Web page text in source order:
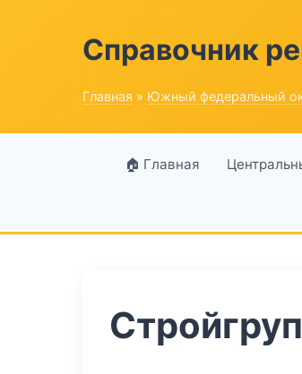
Справочник
Главная » Южный федеральный
🏠 Главная